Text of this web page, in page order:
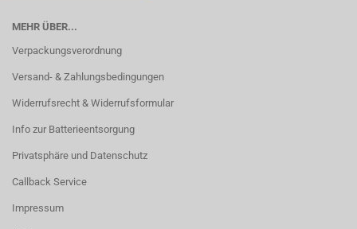
MEHR ÜBER...
Verpackungsverordnung
Versand- & Zahlungsbedingungen
Widerrufsrecht & Widerrufsformular
Info zur Batterieentsorgung
Privatsphäre und Datenschutz
Callback Service
Impressum